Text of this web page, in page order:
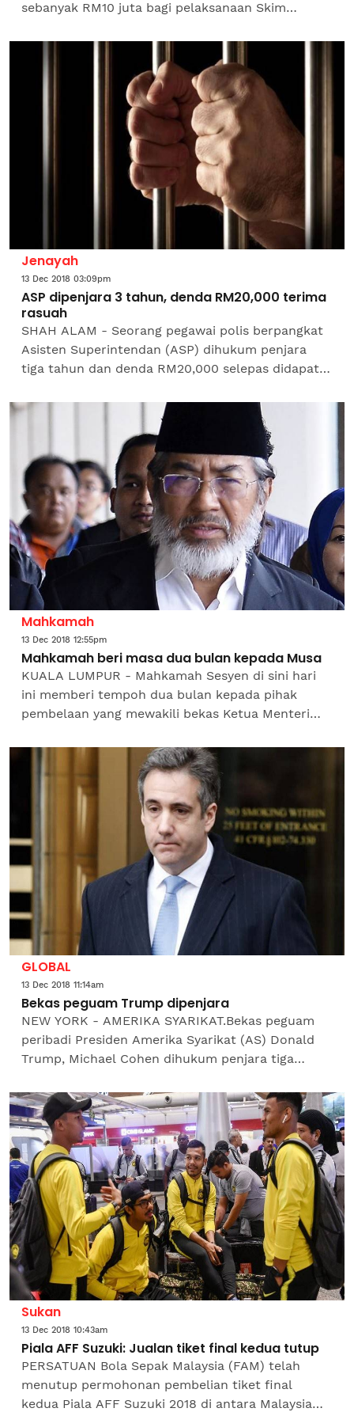
sebanyak RM10 juta bagi pelaksanaan Skim
depan. Pengerusi MPB Larry...
Jenayah
13 Dec 2018 03:09pm
ASP dipenjara 3 tahun, denda RM20,000 terima
rasuah
SHAH ALAM - Seorang pegawai polis berpangkat
Asisten Superintendan (ASP) dihukum penjara
tiga tahun dan denda RM20,000 selepas didapati
RM4,000 daripada...
Mahkamah
13 Dec 2018 12:55pm
Mahkamah beri masa dua bulan kepada Musa
KUALA LUMPUR - Mahkamah Sesyen di sini hari
ini memberi tempoh dua bulan kepada pihak
pembelaan yang mewakili bekas Ketua Menteri
permohonan memindahkan kes...
GLOBAL
13 Dec 2018 11:14am
Bekas peguam Trump dipenjara
NEW YORK - AMERIKA SYARIKAT.Bekas peguam
peribadi Presiden Amerika Syarikat (AS) Donald
Trump, Michael Cohen dihukum penjara tiga
membuat kenyataan palsu.Hakim...
Sukan
13 Dec 2018 10:43am
Piala AFF Suzuki: Jualan tiket final kedua tutup
PERSATUAN Bola Sepak Malaysia (FAM) telah
menutup permohonan pembelian tiket final
kedua Piala AFF Suzuki 2018 di antara Malaysia